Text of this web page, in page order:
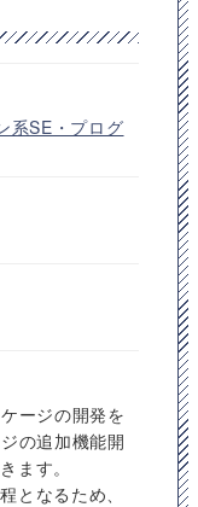
系SE・プログ
ージの開発を
の追加機能開
ます。
となるため、